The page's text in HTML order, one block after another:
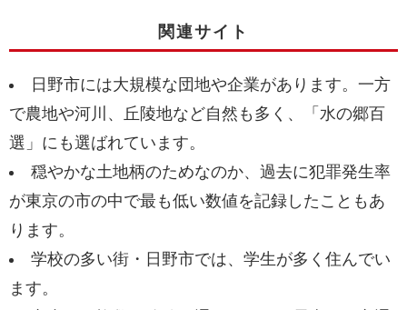
関連サイト
日野市には大規模な団地や企業があります。一方
で農地や河川、丘陵地など自然も多く、「水の郷百
選」にも選ばれています。
穏やかな土地柄のためなのか、過去に犯罪発生率
が東京の市の中で最も低い数値を記録したこともあ
ります。
学校の多い街・日野市では、学生が多く住んでい
ます。